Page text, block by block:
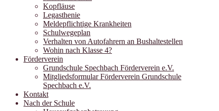
Kopfläuse
Legasthenie
Meldepflichtige Krankheiten
Schulwegeplan
Verhalten von Autofahrern an Bushaltestellen
Wohin nach Klasse 4?
Förderverein
Grundschule Spechbach Förderverein e.V.
Mitgliedsformular Förderverein Grundschule
Spechbach e.V.
Kontakt
Nach der Schule